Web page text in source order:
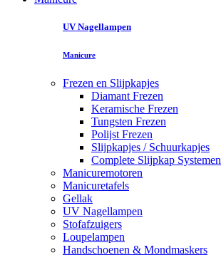
UV Nagellampen
Manicure
Frezen en Slijpkapjes
Diamant Frezen
Keramische Frezen
Tungsten Frezen
Polijst Frezen
Slijpkapjes / Schuurkapjes
Complete Slijpkap Systemen
Manicuremotoren
Manicuretafels
Gellak
UV Nagellampen
Stofafzuigers
Loupelampen
Handschoenen & Mondmaskers